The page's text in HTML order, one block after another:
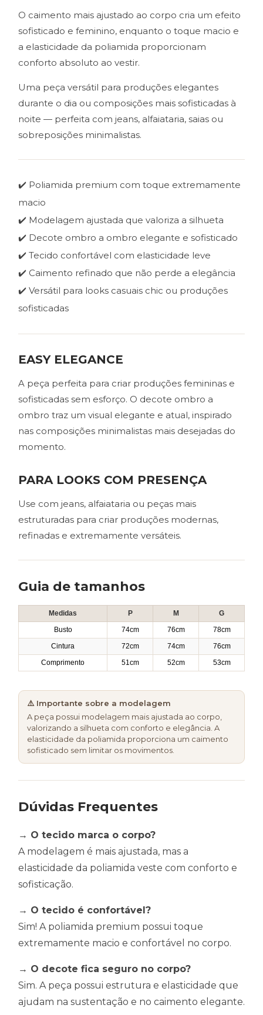
O caimento mais ajustado ao corpo cria um efeito
sofisticado e feminino, enquanto o toque macio e
a elasticidade da poliamida proporcionam
conforto absoluto ao vestir.
Uma peça versátil para produções elegantes
durante o dia ou composições mais sofisticadas à
noite — perfeita com jeans, alfaiataria, saias ou
sobreposições minimalistas.
✔️ Poliamida premium com toque extremamente
macio
✔️ Modelagem ajustada que valoriza a silhueta
✔️ Decote ombro a ombro elegante e sofisticado
✔️ Tecido confortável com elasticidade leve
✔️ Caimento refinado que não perde a elegância
✔️ Versátil para looks casuais chic ou produções
sofisticadas
EASY ELEGANCE
A peça perfeita para criar produções femininas e
sofisticadas sem esforço. O decote ombro a
ombro traz um visual elegante e atual, inspirado
nas composições minimalistas mais desejadas do
momento.
PARA LOOKS COM PRESENÇA
Use com jeans, alfaiataria ou peças mais
estruturadas para criar produções modernas,
refinadas e extremamente versáteis.
Guia de tamanhos
Medidas P M
G
Busto
74cm 76cm
78cm
Cintura
72cm 74cm
76cm
Comprimento
51cm 52cm 53cm
⚠️ Importante sobre a modelagem
A peça possui modelagem mais ajustada ao corpo,
valorizando a silhueta com conforto e elegância. A
elasticidade da poliamida proporciona um caimento
sofisticado sem limitar os movimentos.
Dúvidas Frequentes
→ O tecido marca o corpo?
A modelagem é mais ajustada, mas a
elasticidade da poliamida veste com conforto e
sofisticação.
→ O tecido é confortável?
Sim! A poliamida premium possui toque
extremamente macio e confortável no corpo.
→ O decote fica seguro no corpo?
Sim. A peça possui estrutura e elasticidade que
ajudam na sustentação e no caimento elegante.